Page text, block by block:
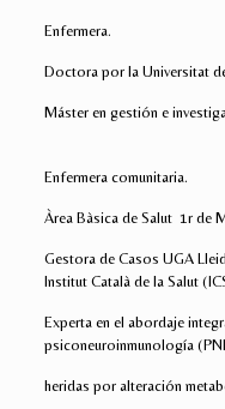
Enfermera.
Doctora por la Universitat
Máster en gestión e
Enfermera comunitaria.
Àrea Bàsica de Salut 1r de
Gestora de Casos UGA
Institut Català de la Salut
Experta en el abordaje
psiconeuroinmunología
heridas por alteración